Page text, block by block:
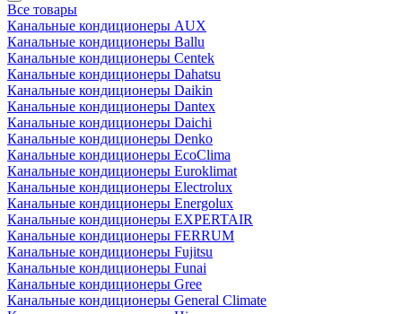
Все товары
Канальные кондиционеры AUX
Канальные кондиционеры Ballu
Канальные кондиционеры Centek
Канальные кондиционеры Dahatsu
Канальные кондиционеры Daikin
Канальные кондиционеры Dantex
Канальные кондиционеры Daichi
Канальные кондиционеры Denko
Канальные кондиционеры EcoClima
Канальные кондиционеры Euroklimat
Канальные кондиционеры Electrolux
Канальные кондиционеры Energolux
Канальные кондиционеры EXPERTAIR
Канальные кондиционеры FERRUM
Канальные кондиционеры Fujitsu
Канальные кондиционеры Funai
Канальные кондиционеры Gree
Канальные кондиционеры General Climate